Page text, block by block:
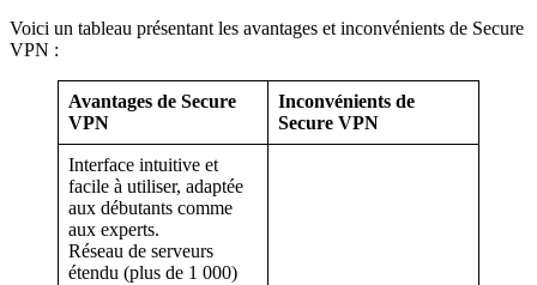
Voici un tableau présentant les avantages et inconvénients de Secure
VPN :
Avantages de Secure
VPN
Inconvénients de
Secure VPN
Interface intuitive et
facile à utiliser, adaptée
aux débutants comme
aux experts.
Réseau de serveurs
étendu (plus de 1 000)